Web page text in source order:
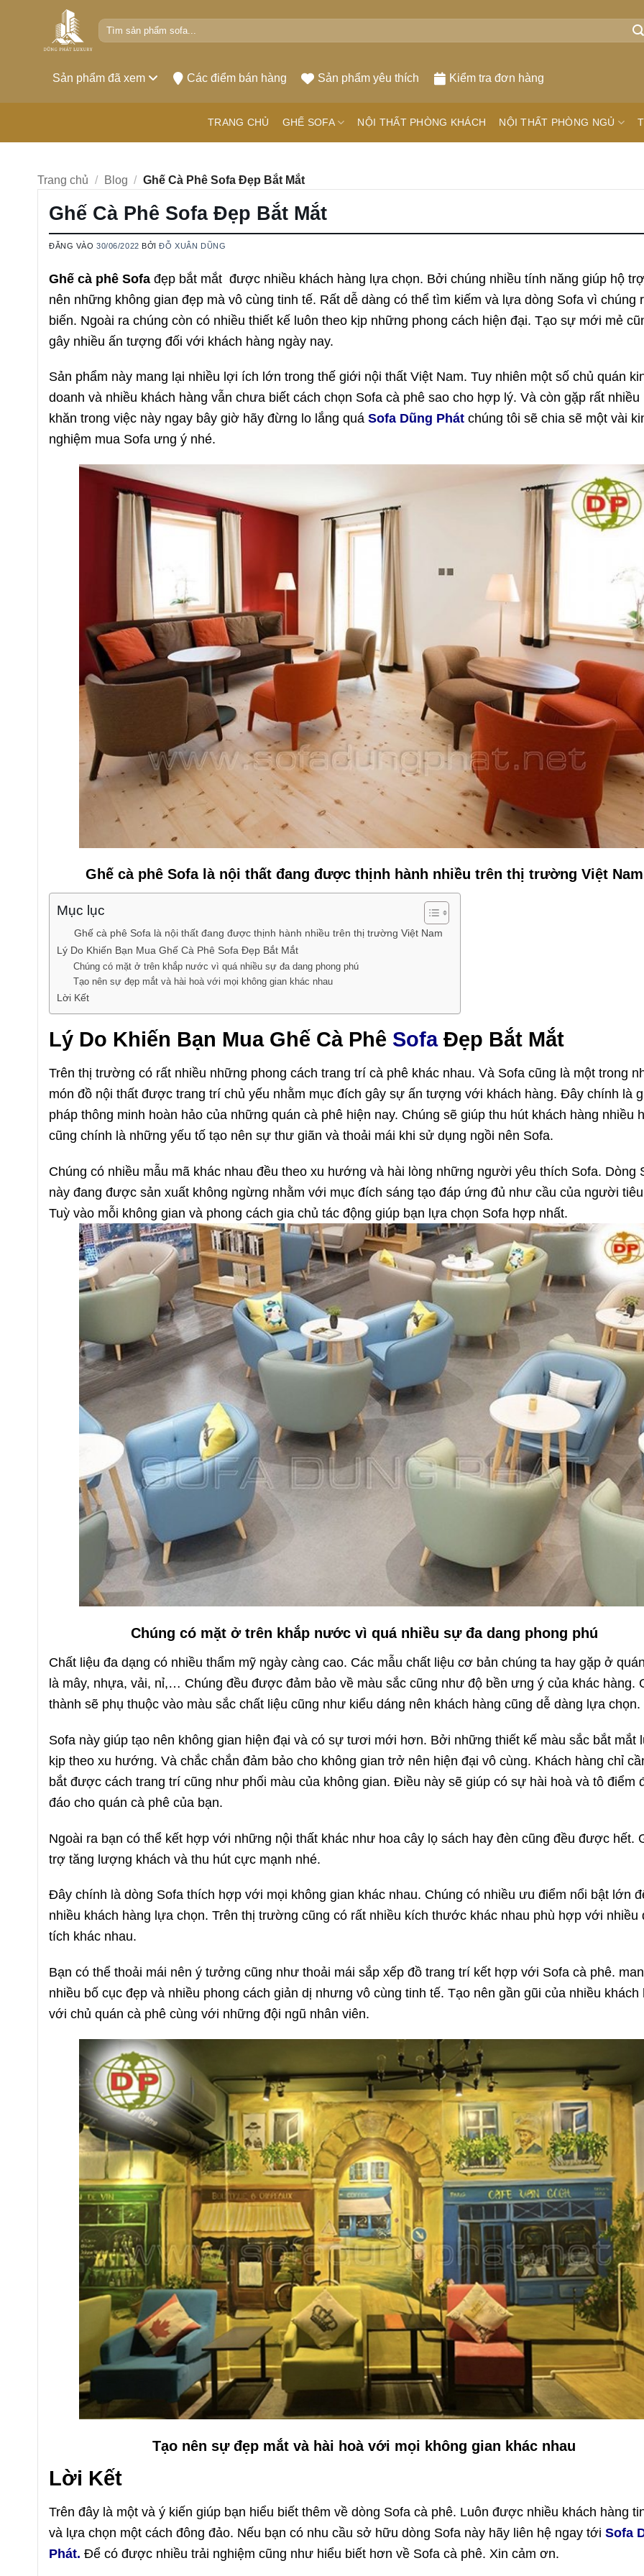
Tìm
kiếm:
Sản phẩm đã xem Các điểm bán hàng Sản phẩm yêu thích Kiểm tra đơn hàng
TRANG CHỦ GHẾ SOFA NỘI THẤT PHÒNG KHÁCH NỘI THẤT PHÒNG NGỦ
Trang chủ / Blog / Ghế Cà Phê Sofa Đẹp Bắt Mắt
Ghế Cà Phê Sofa Đẹp Bắt Mắt
ĐĂNG VÀO30/06/2022 BỞIĐỖ XUÂN DŨNG
Ghế cà phê Sofa đẹp bắt mắt được nhiều khách hàng lựa chọn. Bởi chúng nhiều tính năng giúp hộ
nên những không gian đẹp mà vô cùng tinh tế. Rất dễ dàng có thể tìm kiếm và lựa dòng Sofa vì chúng
biến. Ngoài ra chúng còn có nhiều thiết kế luôn theo kịp những phong cách hiện đại. Tạo sự mới mẻ
gây nhiều ấn tượng đối với khách hàng ngày nay.
Sản phẩm này mang lại nhiều lợi ích lớn trong thế giới nội thất Việt Nam. Tuy nhiên một số chủ quán
doanh và nhiều khách hàng vẫn chưa biết cách chọn Sofa cà phê sao cho hợp lý. Và còn gặp rất nhiều
khăn trong việc này ngay bây giờ hãy đừng lo lắng quá Sofa Dũng Phát chúng tôi sẽ chia sẽ một vài
nghiệm mua Sofa ưng ý nhé.
Ghế cà phê Sofa là nội thất đang được thịnh hành nhiều trên thị trường Việt
Mục lục
Ghế cà phê Sofa là nội thất đang được thịnh hành nhiều trên thị trường Việt Nam
Lý Do Khiến Bạn Mua Ghế Cà Phê Sofa Đẹp Bắt Mắt
Chúng có mặt ở trên khắp nước vì quá nhiều sự đa dang phong phú
Tạo nên sự đẹp mắt và hài hoà với mọi không gian khác nhau
Lời Kết
Lý Do Khiến Bạn Mua Ghế Cà Phê Sofa Đẹp Bắt Mắt
Trên thị trường có rất nhiều những phong cách trang trí cà phê khác nhau. Và Sofa cũng là một trong
món đồ nội thất được trang trí chủ yếu nhằm mục đích gây sự ấn tượng với khách hàng. Đây chính là
pháp thông minh hoàn hảo của những quán cà phê hiện nay. Chúng sẽ giúp thu hút khách hàng nhiều
cũng chính là những yếu tố tạo nên sự thư giãn và thoải mái khi sử dụng ngồi nên Sofa.
Chúng có nhiều mẫu mã khác nhau đều theo xu hướng và hài lòng những người yêu thích Sofa. Dòng
này đang được sản xuất không ngừng nhằm với mục đích sáng tạo đáp ứng đủ như cầu của người
Tuỳ vào mỗi không gian và phong cách gia chủ tác động giúp bạn lựa chọn Sofa hợp nhất.
Chúng có mặt ở trên khắp nước vì quá nhiều sự đa dang phong phú
Chất liệu đa dạng có nhiều thẩm mỹ ngày càng cao. Các mẫu chất liệu cơ bản chúng ta hay gặp ở
là mây, nhựa, vải, nỉ,… Chúng đều được đảm bảo về màu sắc cũng như độ bền ưng ý của khác hàng.
thành sẽ phụ thuộc vào màu sắc chất liệu cũng như kiểu dáng nên khách hàng cũng dễ dàng lựa chọn.
Sofa này giúp tạo nên không gian hiện đại và có sự tươi mới hơn. Bởi những thiết kế màu sắc bắt mắt
kịp theo xu hướng. Và chắc chắn đảm bảo cho không gian trở nên hiện đại vô cùng. Khách hàng chỉ
bắt được cách trang trí cũng như phối màu của không gian. Điều này sẽ giúp có sự hài hoà và tô điểm
đáo cho quán cà phê của bạn.
Ngoài ra bạn có thể kết hợp với những nội thất khác như hoa cây lọ sách hay đèn cũng đều được hết.
trợ tăng lượng khách và thu hút cực mạnh nhé.
Đây chính là dòng Sofa thích hợp với mọi không gian khác nhau. Chúng có nhiều ưu điểm nổi bật lớn
nhiều khách hàng lựa chọn. Trên thị trường cũng có rất nhiều kích thước khác nhau phù hợp với nhiều
tích khác nhau.
Bạn có thể thoải mái nên ý tưởng cũng như thoải mái sắp xếp đồ trang trí kết hợp với Sofa cà phê.
nhiều bố cục đẹp và nhiều phong cách giản dị nhưng vô cùng tinh tế. Tạo nên gần gũi của nhiều khách
với chủ quán cà phê cùng với những đội ngũ nhân viên.
Tạo nên sự đẹp mắt và hài hoà với mọi không gian khác nhau
Lời Kết
Trên đây là một và ý kiến giúp bạn hiểu biết thêm về dòng Sofa cà phê. Luôn được nhiều khách hàng
và lựa chọn một cách đông đảo. Nếu bạn có nhu cầu sở hữu dòng Sofa này hãy liên hệ ngay tới Sofa
Phát. Để có được nhiều trải nghiệm cũng như hiểu biết hơn về Sofa cà phê. Xin cảm ơn.